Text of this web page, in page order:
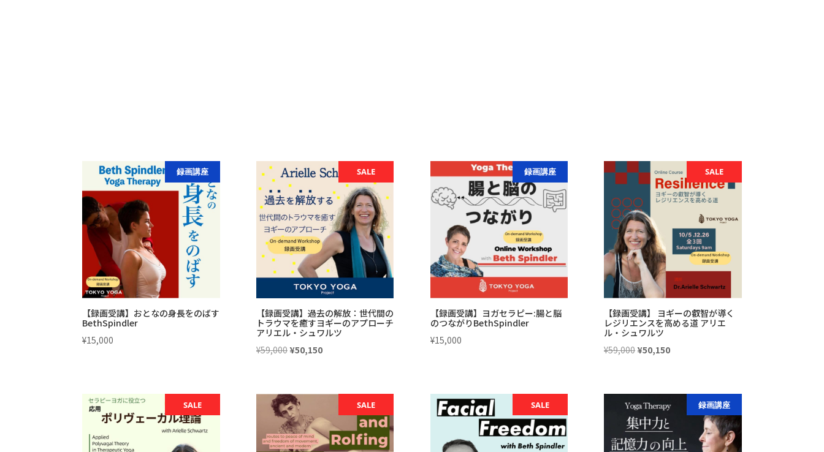
録画講座
【録画受講】おとなの身長をのばす
BethSpindler
¥15,000
SALE
【録画受講】過去の解放：世代間の
トラウマを癒すヨギーのアプローチ
アリエル・シュワルツ
¥59,000 元
格
は
¥59,000
で
¥50,150現
価
は
¥50,150
録画講座
【録画受講】ヨガセラピー:腸と脳
のつながりBethSpindler
¥15,000
SALE
【録画受講】 ヨギーの叡智が導く
レジリエンスを高める道 アリエ
ル・シュワルツ
¥59,000 元
格
は
¥59,000
で
¥50,150現
価
は
¥50,150
SALE SALE SALE 録画講座